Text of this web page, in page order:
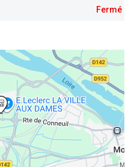
Comment
La santé
Tous nos
Fermé